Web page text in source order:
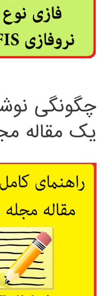
چگونگی
یک مقاله